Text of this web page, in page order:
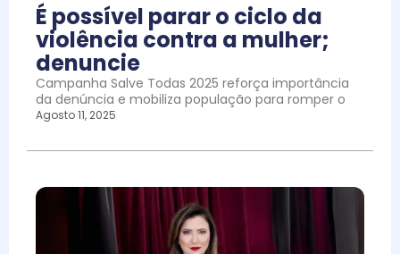
É possível parar o ciclo da
violência contra a mulher;
denuncie
Campanha Salve Todas 2025 reforça importância
da denúncia e mobiliza população para romper o
Agosto 11, 2025